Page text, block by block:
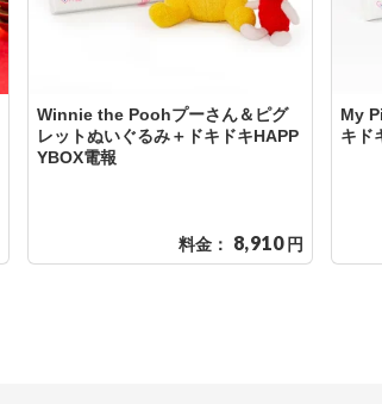
Winnie the Poohプーさん＆ピグ
レットぬいぐるみ＋ドキドキHAPP
YBOX電報
料金： 8,910 円
My
キド